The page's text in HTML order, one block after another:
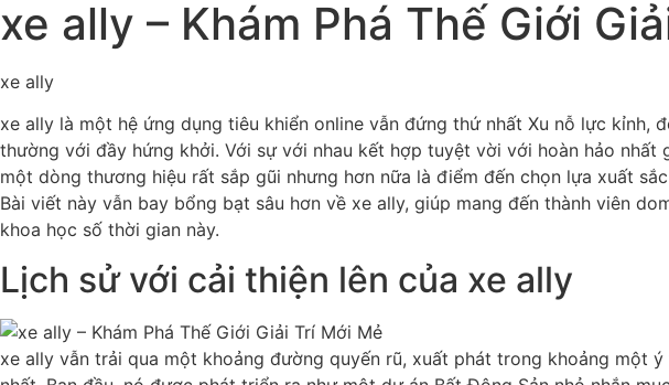
xe ally – Khám Phá Thế Giới
xe ally
xe ally là một hệ ứng dụng tiêu khiển online vẫn đứng thứ nhất Xu nỗ lực
thường với đầy hứng khởi. Với sự với nhau kết hợp tuyệt vời với hoàn hảo
một dòng thương hiệu rất sắp gũi nhưng hơn nữa là điểm đến chọn lựa xuất
Bài viết này vẫn bay bổng bạt sâu hơn về xe ally, giúp mang đến thành viên
khoa học số thời gian này.
Lịch sử với cải thiện lên của xe ally
xe ally vẫn trải qua một khoảng đường quyến rũ, xuất phát trong khoảng một